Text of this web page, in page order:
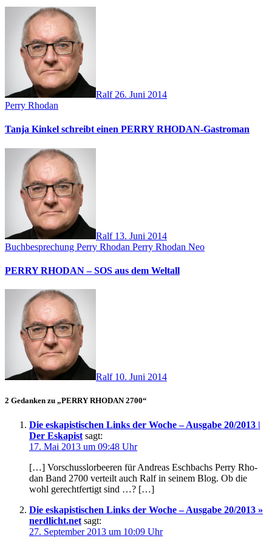
Ralf 26. Juni 2014
Perry Rhodan
Tanja Kinkel schreibt einen PERRY RHODAN-Gastroman
Ralf 13. Juni 2014
Buchbesprechung Perry Rhodan Perry Rhodan Neo
PERRY RHODAN – SOS aus dem Weltall
Ralf 10. Juni 2014
2 Gedanken zu „PERRY RHODAN 2700“
Die eskapistischen Links der Woche – Ausgabe 20/2013 |
Der Eskapist sagt:
17. Mai 2013 um 09:48 Uhr
[…] Vor­schuss­lor­bee­ren für Andreas Esch­bachs Perry Rho­
dan Band 2700 ver­teilt auch Ralf in sei­nem Blog. Ob die
wohl gerecht­fer­tigt sind …? […]
Die eskapistischen Links der Woche – Ausgabe 20/2013 »
nerdlicht.net sagt:
27. September 2013 um 10:09 Uhr